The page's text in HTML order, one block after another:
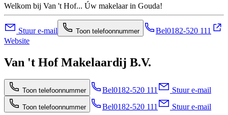
Welkom bij Van 't Hof... Úw makelaar in Gouda!
Stuur e-mail Toon telefoonnummer Bel0182-520 111
Website
Van 't Hof Makelaardij B.V.
Toon telefoonnummer Bel0182-520 111 Stuur e-mail
Toon telefoonnummer Bel0182-520 111 Stuur e-mail